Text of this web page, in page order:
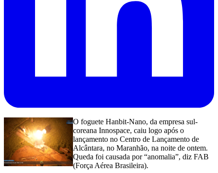
O foguete Hanbit-Nano, da empresa sul-
coreana Innospace, caiu logo após o
lançamento no Centro de Lançamento de
Alcântara, no Maranhão, na noite de ontem.
Queda foi causada por “anomalia”, diz FAB
(Força Aérea Brasileira).